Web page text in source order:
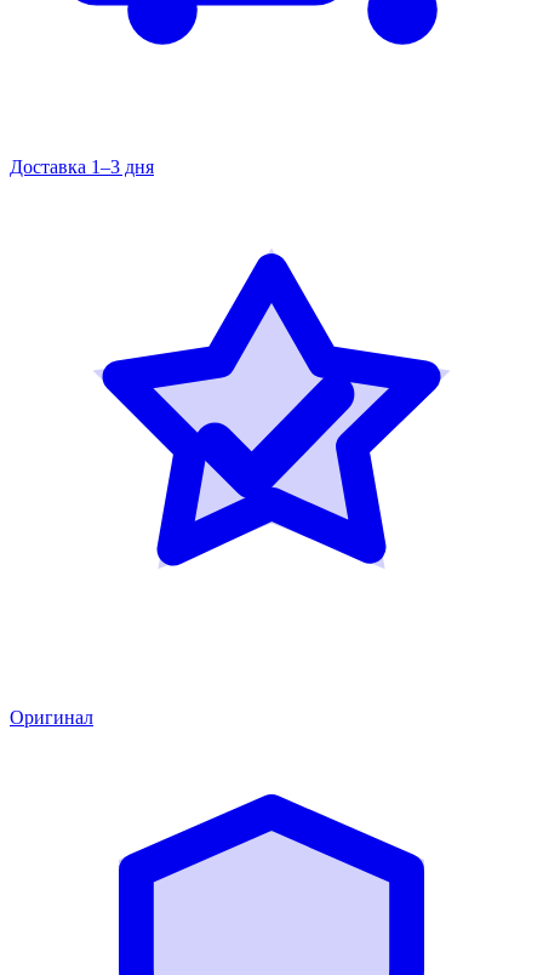
Доставка 1–3 дня
Оригинал